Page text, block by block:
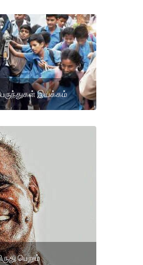
பேருந்துகள் இயக்கம்
பெறும்